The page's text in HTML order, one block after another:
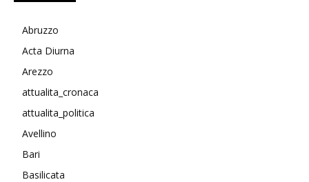
Abruzzo
Acta Diurna
Arezzo
attualita_cronaca
attualita_politica
Avellino
Bari
Basilicata